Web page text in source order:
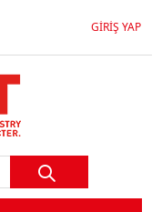
GIRIŞ YAP